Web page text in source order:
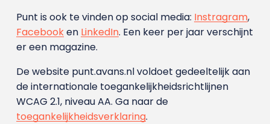
Punt is ook te vinden op social media: Instragram,
Facebooken LinkedIn. Een keer per jaar verschijnt
er een magazine.
De website punt.avans.nl voldoet gedeeltelijk aan
de internationale toegankelijkheidsrichtlijnen
WCAG 2.1, niveau AA. Ga naar de
toegankelijkheidsverklaring.